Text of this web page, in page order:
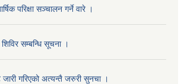
परिक्षा सञ्चालन गर्ने वारे ।
सम्बन्धि सूचना ।
जारी गरिएको अत्यन्तै जरुरी सुनचा ।